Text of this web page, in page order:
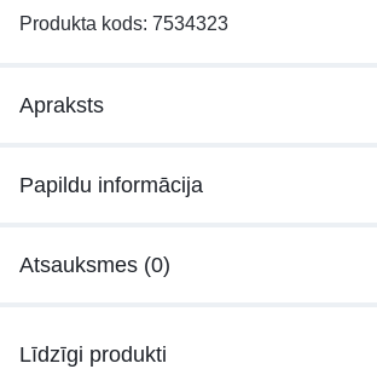
Produkta kods: 7534323
Apraksts
Papildu informācija
Atsauksmes (0)
Līdzīgi produkti